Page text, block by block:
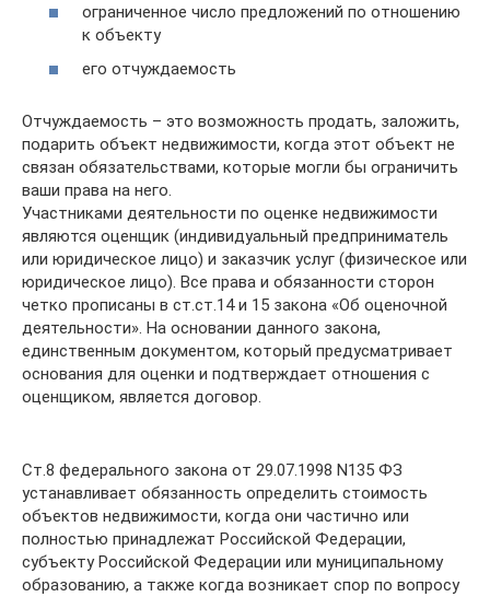
ограниченное число предложений по отношению
к объекту
его отчуждаемость
Отчуждаемость – это возможность продать, заложить,
подарить объект недвижимости, когда этот объект не
связан обязательствами, которые могли бы ограничить
ваши права на него.
Участниками деятельности по оценке недвижимости
являются оценщик (индивидуальный предприниматель
или юридическое лицо) и заказчик услуг (физическое или
юридическое лицо). Все права и обязанности сторон
четко прописаны в ст.ст.14 и 15 закона «Об оценочной
деятельности». На основании данного закона,
единственным документом, который предусматривает
основания для оценки и подтверждает отношения с
оценщиком, является договор.
Ст.8 федерального закона от 29.07.1998 N135 ФЗ
устанавливает обязанность определить стоимость
объектов недвижимости, когда они частично или
полностью принадлежат Российской Федерации,
субъекту Российской Федерации или муниципальному
образованию, а также когда возникает спор по вопросу